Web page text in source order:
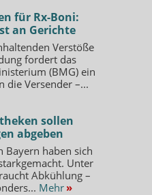
für Rx-Boni:
an Gerichte
Verstöße
fordert das
(BMG) ein
die Versender –...
sollen
abgeben
Bayern haben sich
Unter
Abkühlung –
Mehr »